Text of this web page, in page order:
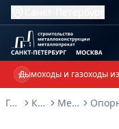
Дымоходы и газоходы
Previous slide
Главная
Каталог Металлоконструкции